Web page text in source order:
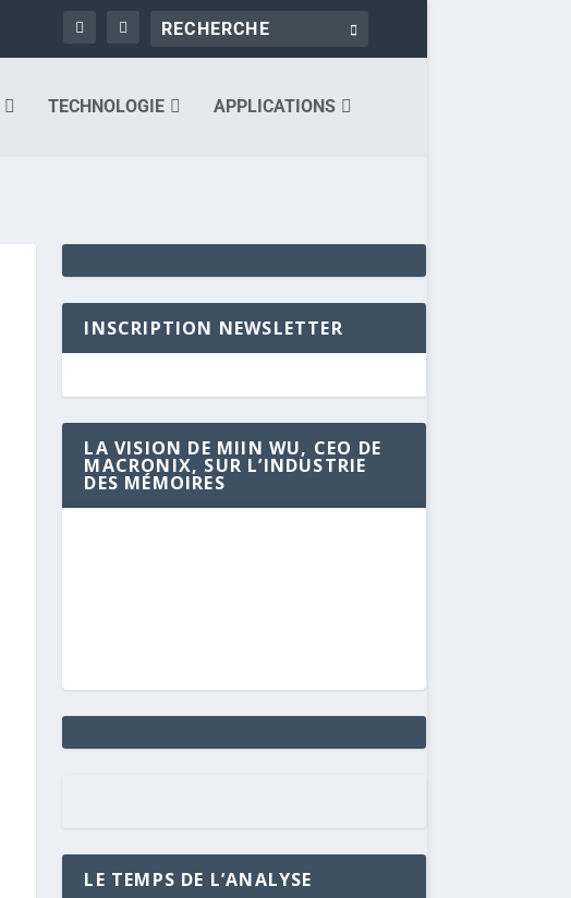
TECHNOLOGIE APPLICATIONS
INSCRIPTION NEWSLETTER
LA VISION DE MIIN WU, CEO DE
MACRONIX, SUR L’INDUSTRIE
DES MÉMOIRES
LE TEMPS DE L’ANALYSE